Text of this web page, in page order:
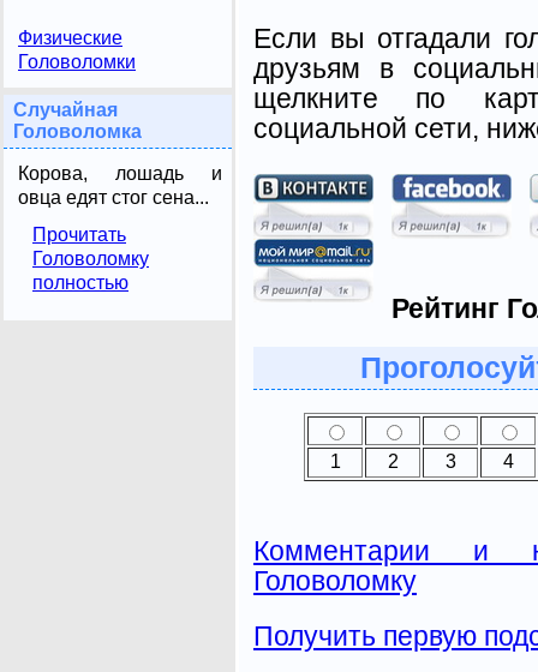
Физические
Головоломки
Случайная
Головоломка
Корова, лошадь и
овца едят стог сена...
Прочитать
Головоломку
полностью
Если вы отгадали
друзьям в
щелкните по
социальной сети,
Рейтинг
1 2 3 4
Комментарии и
Головоломку
Получить первую